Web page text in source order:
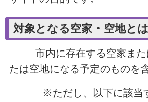
対象となる空家・空地と
市内に存在する空家また
たは空地になる予定のものを含
※ただし、以下に該当す